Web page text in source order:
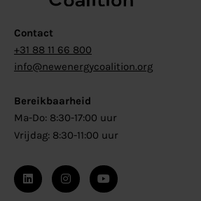
Contact
+31 88 11 66 800
info@newenergycoalition.org
Bereikbaarheid
Ma-Do: 8:30-17:00 uur
Vrijdag: 8:30-11:00 uur